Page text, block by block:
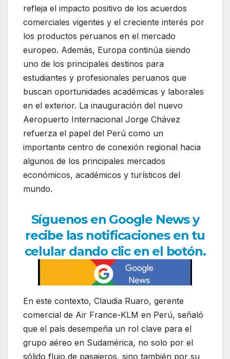
refleja el impacto positivo de los acuerdos
comerciales vigentes y el creciente interés por
los productos peruanos en el mercado
europeo. Además, Europa continúa siendo
uno de los principales destinos para
estudiantes y profesionales peruanos que
buscan oportunidades académicas y laborales
en el exterior. La inauguración del nuevo
Aeropuerto Internacional Jorge Chávez
refuerza el papel del Perú como un
importante centro de conexión regional hacia
algunos de los principales mercados
económicos, académicos y turísticos del
mundo.
Síguenos en Google News y
recibe las notificaciones en tu
celular dando clic en el botón.
En este contexto, Claudia Ruaro, gerente
comercial de Air France-KLM en Perú, señaló
que el país desempeña un rol clave para el
grupo aéreo en Sudamérica, no solo por el
sólido flujo de pasajeros, sino también por su